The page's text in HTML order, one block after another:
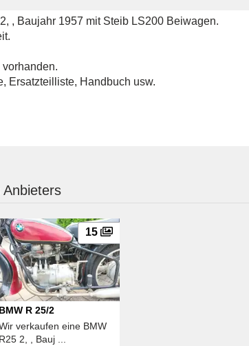
, Baujahr 1957 mit Steib LS200 Beiwagen.
Ersatzteilliste, Handbuch usw.
15
BMW R 25/2
verkaufen eine BMW
R25 2, , Bauj ...